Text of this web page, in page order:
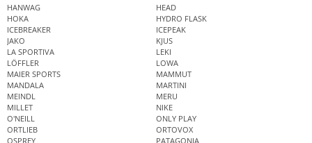
HANWAG
HEAD
HOKA
HYDRO FLASK
ICEBREAKER
ICEPEAK
JAKO
KJUS
LA SPORTIVA
LEKI
LÖFFLER
LOWA
MAIER SPORTS
MAMMUT
MANDALA
MARTINI
MEINDL
MERU
MILLET
NIKE
O'NEILL
ONLY PLAY
ORTLIEB
ORTOVOX
OSPREY
PATAGONIA